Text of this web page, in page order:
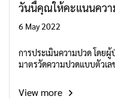
วันนี้คุณให้คะแนนควา
6 May 2022
การประเมินความปวด โดย
มาตรวัดความปวดแบบตัวเล
View more